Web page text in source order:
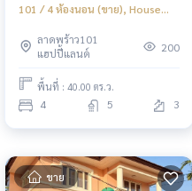
101 / 4 ห้องนอน (ขาย), House
101 Feel Town Lat Phrao 101 /
4 Bedrooms (FOR SALE)
TPM380
ลาดพร้าว101
แฮปปี้แลนด์
200
พื้นที่ : 40.00 ตร.ว.
4 5 3
ขาย